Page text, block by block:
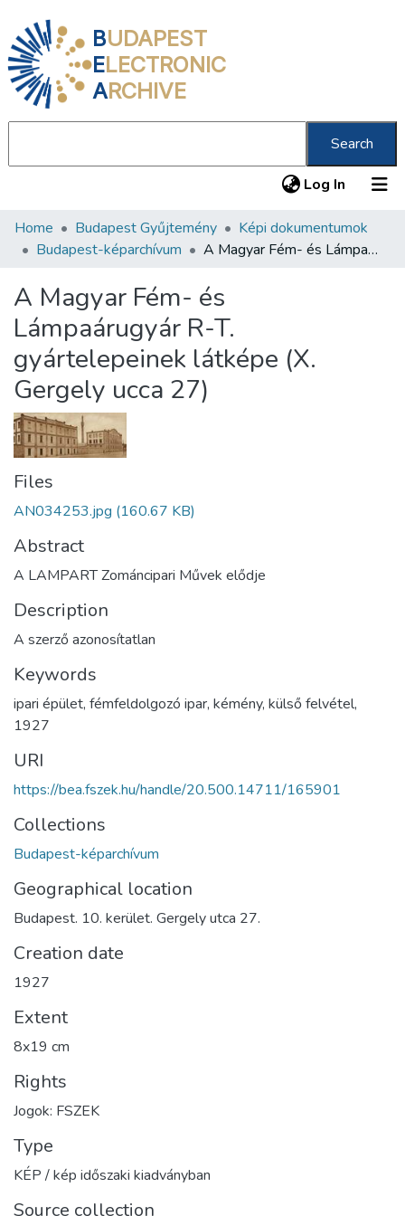
BUDAPEST
ELECTRONIC
ARCHIVE
Search
Log In (current)
Communities & Collections
Statistics
About us
Home Budapest Gyűjtemény
Képi dokumentumok
Budapest-képarchívum
A Magyar Fém- és Lámpaárugyár R-T. gyártelepeinek látképe (X. Gergely ucca 27)
A Magyar Fém- és
Lámpaárugyár R-T.
gyártelepeinek látképe (X.
Gergely ucca 27)
Files
AN034253.jpg (160.67 KB)
Abstract
A LAMPART Zománcipari Művek elődje
Description
A szerző azonosítatlan
Keywords
ipari épület, fémfeldolgozó ipar, kémény, külső felvétel,
1927
URI
https://bea.fszek.hu/handle/20.500.14711/165901
Collections
Budapest-képarchívum
Geographical location
Budapest. 10. kerület. Gergely utca 27.
Creation date
1927
Extent
8x19 cm
Rights
Jogok: FSZEK
Type
KÉP / kép időszaki kiadványban
Source collection